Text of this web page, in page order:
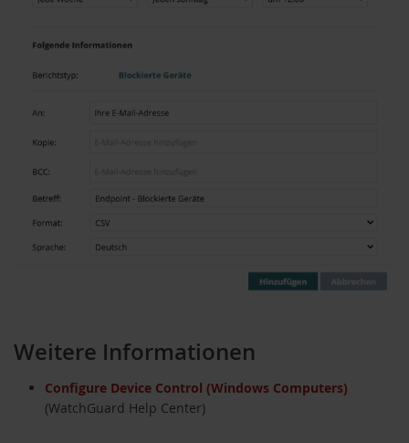
Weitere Informationen
Configure Device Control (Windows Computers)
(WatchGuard Help Center)